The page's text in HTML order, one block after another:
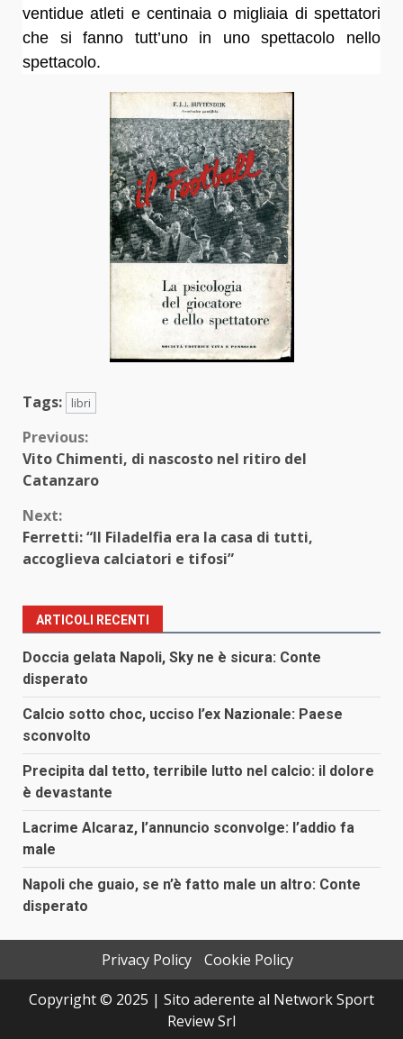
ventidue atleti e centinaia o migliaia di spettatori
che si fanno tutt’uno in uno spettacolo nello
spettacolo.
Tags: libri
Continue
Reading
Previous:
Vito Chimenti, di nascosto nel ritiro del
Catanzaro
Next:
Ferretti: “Il Filadelfia era la casa di tutti,
accoglieva calciatori e tifosi”
ARTICOLI RECENTI
Doccia gelata Napoli, Sky ne è sicura: Conte
disperato
Calcio sotto choc, ucciso l’ex Nazionale: Paese
sconvolto
Precipita dal tetto, terribile lutto nel calcio: il dolore
è devastante
Lacrime Alcaraz, l’annuncio sconvolge: l’addio fa
male
Napoli che guaio, se n’è fatto male un altro: Conte
disperato
Privacy Policy
Cookie Policy
Copyright © 2025 | Sito aderente al Network Sport
Review Srl